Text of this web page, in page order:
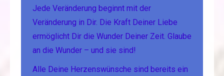
Jede Veränderung beginnt mit der
Veränderung in Dir. Die Kraft Deiner Liebe
ermöglicht Dir die Wunder Deiner Zeit. Glaube
an die Wunder – und sie sind!
Alle Deine Herzenswünsche sind bereits ein